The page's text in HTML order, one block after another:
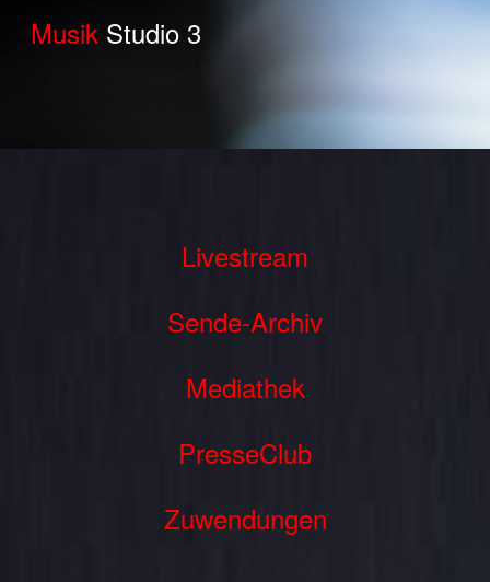
Musik Studio 3
Livestream
Sende-Archiv
Mediathek
PresseClub
Zuwendungen